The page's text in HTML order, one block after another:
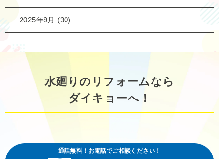
2025年9月 (30)
水廻りのリフォームなら
ダイキョーへ！
通話無料！お電話でご相談ください！